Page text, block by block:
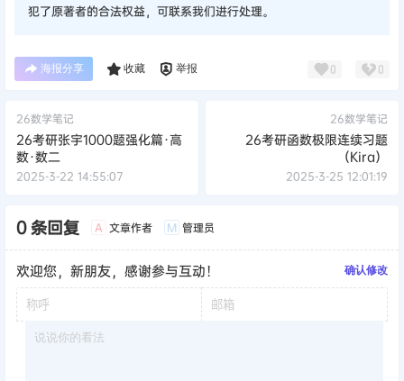
犯了原著者的合法权益，可联系我们进行处理。
海报分享 收藏 举报 0 0
26数学笔记
26考研张宇1000题强化篇·高
数·数二
2025-3-22 14:55:07
26数学笔记
26考研函数极限连续习题
（Kira）
2025-3-25 12:01:19
0 条回复 A 文章作者 M 管理员
欢迎您，新朋友，感谢参与互动！ 确认修改